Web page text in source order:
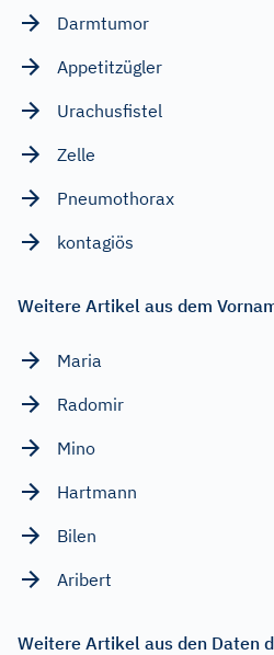
Darmtumor
Appetitzügler
Urachusfistel
Zelle
Pneumothorax
kontagiös
Weitere Artikel aus dem
Maria
Radomir
Mino
Hartmann
Bilen
Aribert
Weitere Artikel aus den Daten